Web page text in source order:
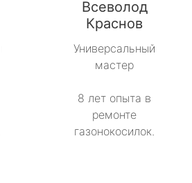
Всеволод
Краснов
Универсальный
мастер
8 лет опыта в
ремонте
газонокосилок.